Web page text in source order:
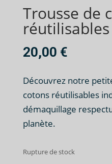
Trousse de
20,00 €
Découvrez notre
cotons réutilisables
démaquillage
planète.
Rupture de stock